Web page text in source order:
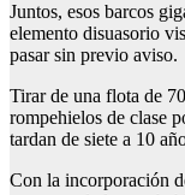
Juntos, esos barcos
elemento disuasorio
pasar sin previo aviso.
Tirar de una flota de
rompehielos de clase
tardan de siete a 10
Con la incorporación